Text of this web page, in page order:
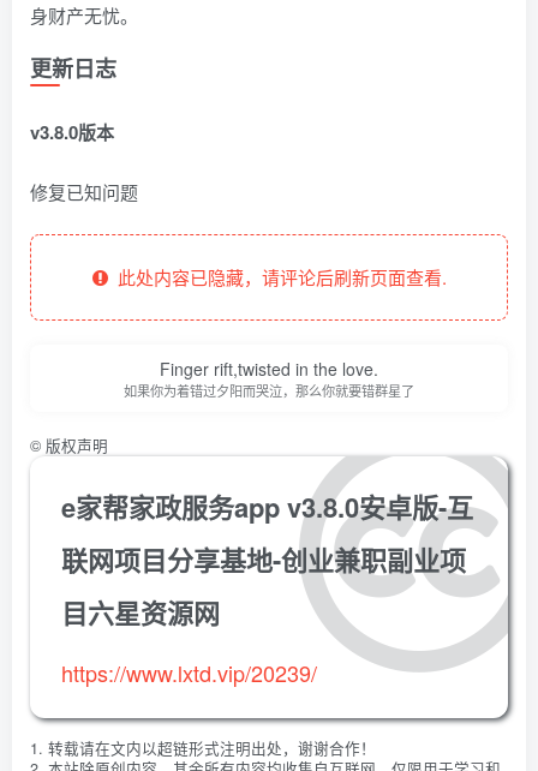
身财产无忧。
更新日志
v3.8.0版本
修复已知问题
此处内容已隐藏，请评论后刷新页面查看.
Finger rift,twisted in the love.
如果你为着错过夕阳而哭泣，那么你就要错群星了
© 版权声明
e家帮家政服务app v3.8.0安卓版-互
联网项目分享基地-创业兼职副业项
目六星资源网
https://www.lxtd.vip/20239/
1. 转载请在文内以超链形式注明出处，谢谢合作！